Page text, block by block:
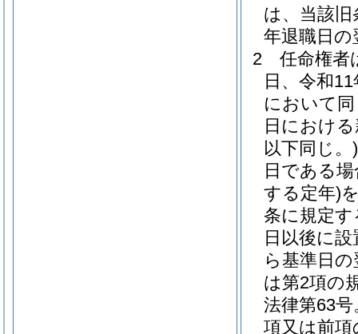
は、当該
年退職日
2
任命権者
日、令和
において
日におけ
以下同じ。)
日である
する定年)
条に規定
日以後に
ら基準日
は第2項の
法律第63
項又は前